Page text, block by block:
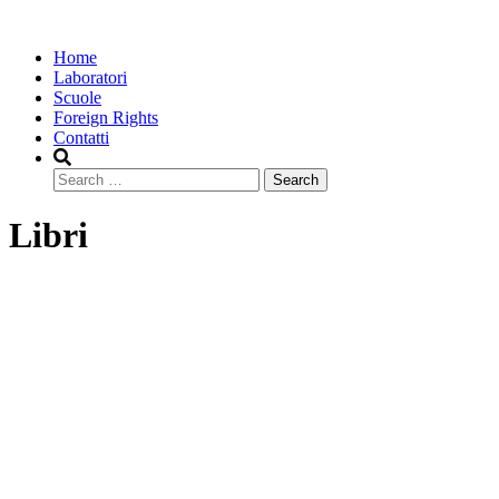
Home
Laboratori
Scuole
Foreign Rights
Contatti
Search
Libri